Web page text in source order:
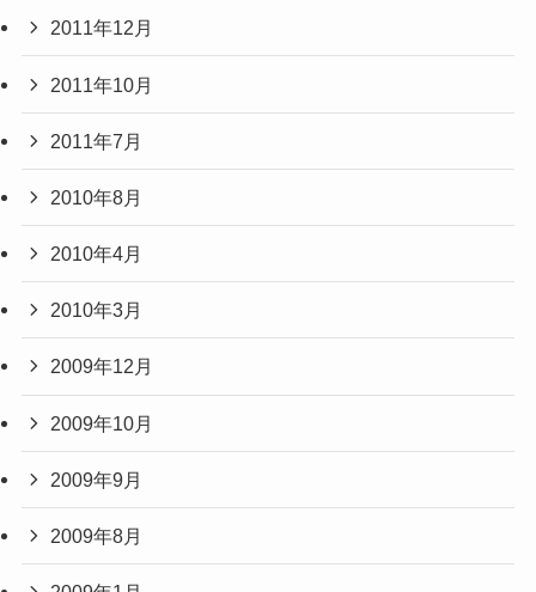
2011年12月
2011年10月
2011年7月
2010年8月
2010年4月
2010年3月
2009年12月
2009年10月
2009年9月
2009年8月